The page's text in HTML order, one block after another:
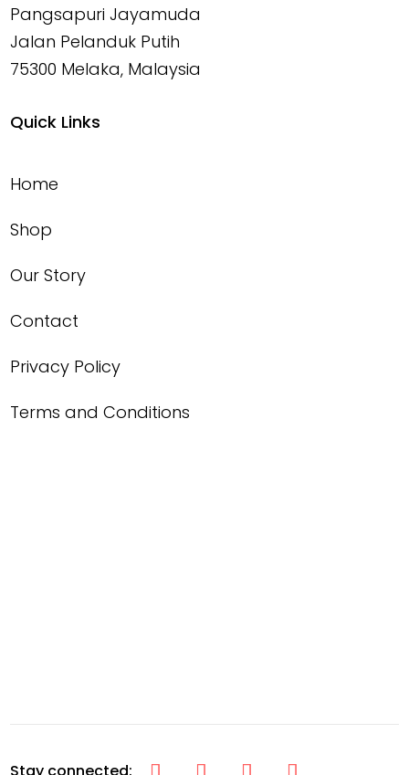
Pangsapuri Jayamuda
Jalan Pelanduk Putih
75300 Melaka, Malaysia
Quick Links
Home
Shop
Our Story
Contact
Privacy Policy
Terms and Conditions